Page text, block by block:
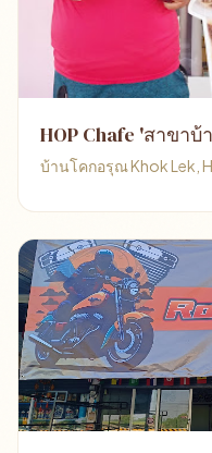
HOP Chafe 'สาขา
บ้านโคกอรุณ Khok Lek,